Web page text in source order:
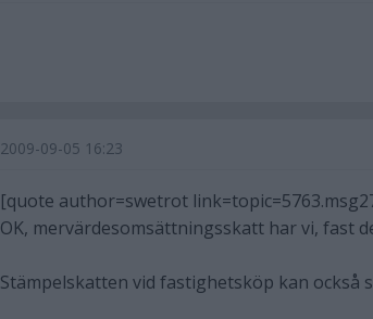
2009-09-05 16:23
[quote author=swetrot
OK, mervärdesomsättningsskatt har vi, fast
Stämpelskatten vid fastighetsköp kan också